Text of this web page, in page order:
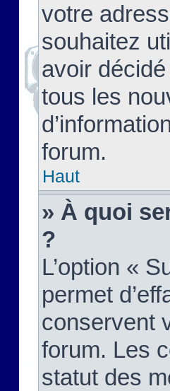
votre
souhaitez
avoir
tous les
forum.
Haut
» À quoi
?
L’option «
permet
conservent
forum. Les
statut des